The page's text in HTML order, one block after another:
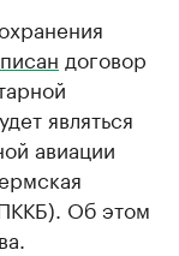
договор
являться
авиации
Об этом